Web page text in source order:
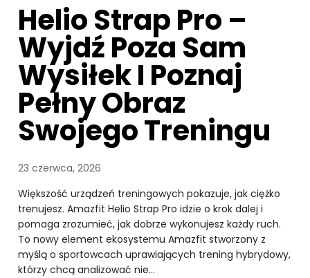
Helio Strap Pro –
Wyjdź Poza Sam
Wysiłek I Poznaj
Pełny Obraz
Swojego Treningu
23 czerwca, 2026
Większość urządzeń treningowych pokazuje, jak ciężko
trenujesz. Amazfit Helio Strap Pro idzie o krok dalej i
pomaga zrozumieć, jak dobrze wykonujesz każdy ruch.
To nowy element ekosystemu Amazfit stworzony z
myślą o sportowcach uprawiających trening hybrydowy,
którzy chcą analizować nie…